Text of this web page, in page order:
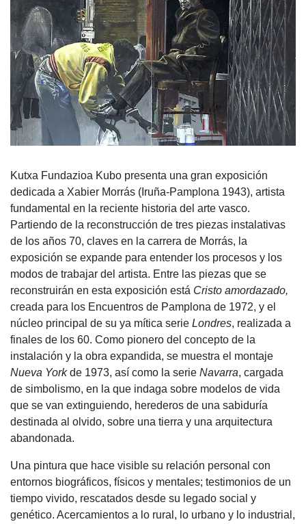
Kutxa Fundazioa Kubo presenta una gran exposición
dedicada a Xabier Morrás (Iruña-Pamplona 1943), artista
fundamental en la reciente historia del arte vasco.
Partiendo de la reconstrucción de tres piezas instalativas
de los años 70, claves en la carrera de Morrás, la
exposición se expande para entender los procesos y los
modos de trabajar del artista. Entre las piezas que se
reconstruirán en esta exposición está Cristo amordazado,
creada para los Encuentros de Pamplona de 1972, y el
núcleo principal de su ya mítica serie Londres, realizada a
finales de los 60. Como pionero del concepto de la
instalación y la obra expandida, se muestra el montaje
Nueva Yorkde 1973, así como la serie Navarra, cargada
de simbolismo, en la que indaga sobre modelos de vida
que se van extinguiendo, herederos de una sabiduría
destinada al olvido, sobre una tierra y una arquitectura
abandonada.
Una pintura que hace visible su relación personal con
entornos biográficos, físicos y mentales; testimonios de un
tiempo vivido, rescatados desde su legado social y
genético. Acercamientos a lo rural, lo urbano y lo industrial,